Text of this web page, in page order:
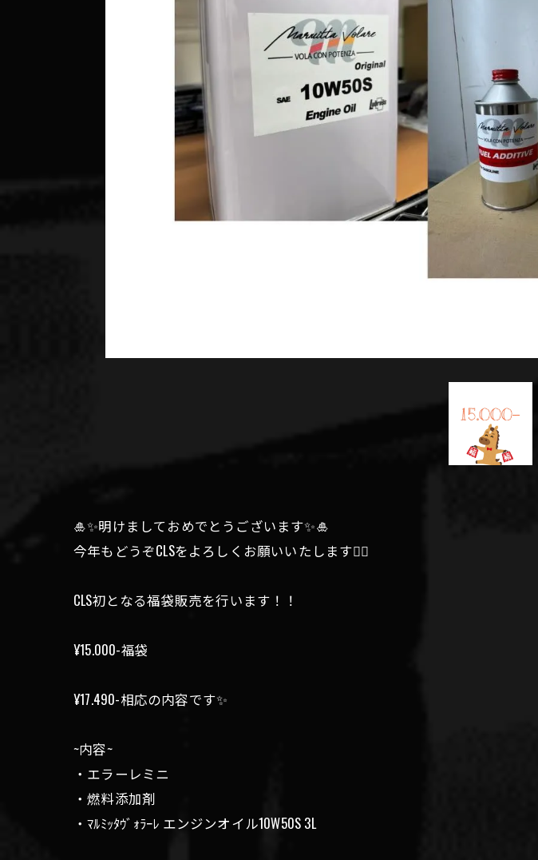
🎍✨明けましておめでとうございます✨🎍
今年もどうぞCLSをよろしくお願いいたします🙇‍♀️
CLS初となる福袋販売を行います！！
¥15.000-福袋
¥17.490-相応の内容です✨️
~内容~
・エラーレミニ
・燃料添加剤
・ﾏﾙﾐｯﾀｳﾞｫﾗｰﾚ エンジンオイル10W50S 3L